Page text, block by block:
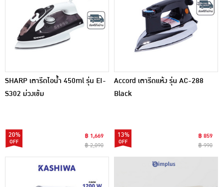
SHARP เตารีดไอน้ำ 450ml รุ่น EI-
S302 ม่วงเข้ม
20%
฿ 1,669
฿ 2,090
Accord เตารีดแห้ง รุ่น AC-288
Black
13%
฿ 859
฿ 990